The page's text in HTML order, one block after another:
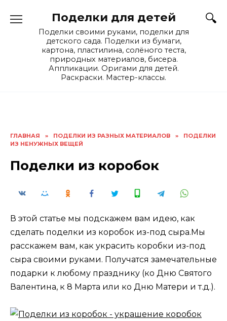
Поделки для детей
Поделки своими руками, поделки для
детского сада. Поделки из бумаги,
картона, пластилина, солёного теста,
природных материалов, бисера.
Аппликации. Оригами для детей.
Раскраски. Мастер-классы.
ГЛАВНАЯ » ПОДЕЛКИ ИЗ РАЗНЫХ МАТЕРИАЛОВ »
ПОДЕЛКИ
ИЗ НЕНУЖНЫХ ВЕЩЕЙ
Поделки из коробок
В этой статье мы подскажем вам идею, как
сделать поделки из коробок из-под сыра.Мы
расскажем вам, как украсить коробки из-под
сыра своими руками. Получатся замечательные
подарки к любому празднику (ко Дню Святого
Валентина, к 8 Марта или ко Дню Матери и т.д.).